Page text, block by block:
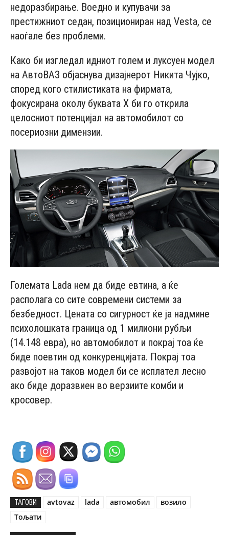
недоразбирање. Воедно и купувачи за
престижниот седан, позициониран над Vesta, се
наоѓале без проблеми.
Како би изгледал идниот голем и луксуен модел
на AвтoВAЗ објаснува дизајнерот Никита Чујко,
според кого стилистиката на фирмата,
фокусирана околу буквата Х би го открила
целосниот потенцијал на автомобилот со
посериозни димензии.
Големата Lаdа нем да биде евтина, а ќе
располага со сите современи системи за
безбедност. Цената со сигурност ќе ја надмине
психолошката граница од 1 милиони рубљи
(14.148 евра), но автомобилот и покрај тоа ќе
биде поевтин од конкуренцијата. Покрај тоа
развојот на таков модел би се исплател лесно
ако биде доразвиен во верзиите комби и
кросовер.
ТАГОВИ avtovaz lada автомобил
возило
Тољати